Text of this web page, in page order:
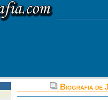
Biografia de